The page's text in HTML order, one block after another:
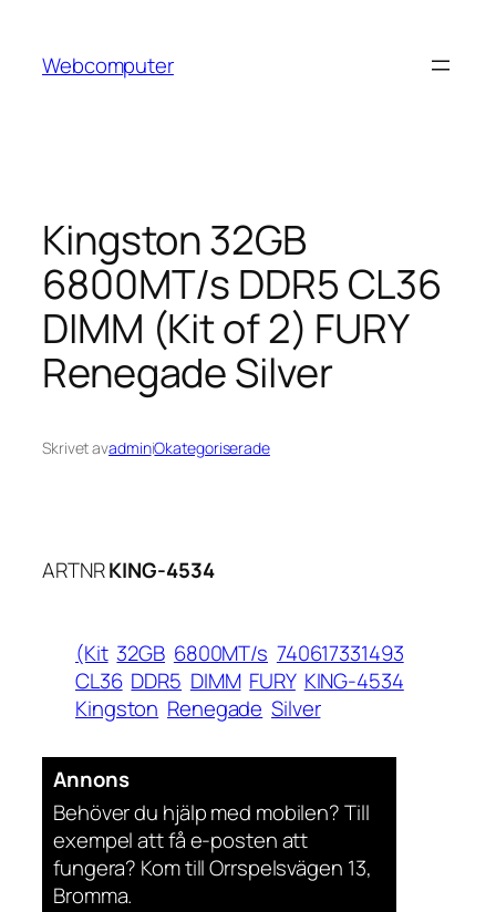
innehåll
Webcomputer
Kingston 32GB
6800MT/s DDR5 CL36
DIMM (Kit of 2) FURY
Renegade Silver
Skrivet avadminiOkategoriserade
ARTNRKING-4534
(Kit 32GB 6800MT/s 740617331493
CL36 DDR5 DIMM FURY KING-4534
Kingston Renegade Silver
Annons
Behöver du hjälp med mobilen? Till
exempel att få e-posten att
fungera? Kom till Orrspelsvägen 13,
Bromma.